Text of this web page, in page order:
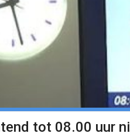
tot 08.00 uur